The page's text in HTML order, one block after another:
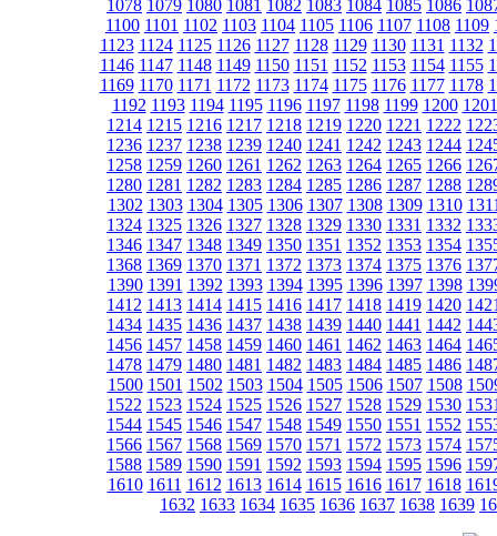
1078 1079 1080 1081 1082 1083 1084 1085 1086
1100 1101 1102 1103 1104 1105 1106 1107 1108 1109
1123 1124 1125 1126 1127 1128 1129 1130 1131 1132
1146 1147 1148 1149 1150 1151 1152 1153 1154 1155
1169 1170 1171 1172 1173 1174 1175 1176 1177 1178
1192 1193 1194 1195 1196 1197 1198 1199 1200 1201
1214 1215 1216 1217 1218 1219 1220 1221 1222
1236 1237 1238 1239 1240 1241 1242 1243 1244
1258 1259 1260 1261 1262 1263 1264 1265 1266
1280 1281 1282 1283 1284 1285 1286 1287 1288
1302 1303 1304 1305 1306 1307 1308 1309 1310
1324 1325 1326 1327 1328 1329 1330 1331 1332
1346 1347 1348 1349 1350 1351 1352 1353 1354
1368 1369 1370 1371 1372 1373 1374 1375 1376
1390 1391 1392 1393 1394 1395 1396 1397 1398
1412 1413 1414 1415 1416 1417 1418 1419 1420
1434 1435 1436 1437 1438 1439 1440 1441 1442
1456 1457 1458 1459 1460 1461 1462 1463 1464
1478 1479 1480 1481 1482 1483 1484 1485 1486
1500 1501 1502 1503 1504 1505 1506 1507 1508
1522 1523 1524 1525 1526 1527 1528 1529 1530
1544 1545 1546 1547 1548 1549 1550 1551 1552
1566 1567 1568 1569 1570 1571 1572 1573 1574
1588 1589 1590 1591 1592 1593 1594 1595 1596
1610 1611 1612 1613 1614 1615 1616 1617 1618
1632 1633 1634 1635 1636 1637 1638 1639